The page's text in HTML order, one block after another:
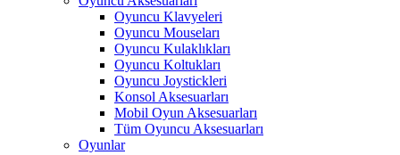
Oyuncu Klavyeleri
Oyuncu Mouseları
Oyuncu Kulaklıkları
Oyuncu Koltukları
Oyuncu Joystickleri
Konsol Aksesuarları
Mobil Oyun Aksesuarları
Tüm Oyuncu Aksesuarları
Oyunlar